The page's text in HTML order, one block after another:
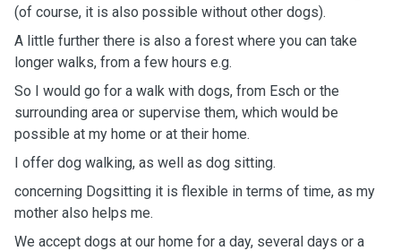
(of course, it is also possible without other dogs).
A little further there is also a forest where you can take
longer walks, from a few hours e.g.
So I would go for a walk with dogs, from Esch or the
surrounding area or supervise them, which would be
possible at my home or at their home.
I offer dog walking, as well as dog sitting.
concerning Dogsitting it is flexible in terms of time, as my
mother also helps me.
We accept dogs at our home for a day, several days or a